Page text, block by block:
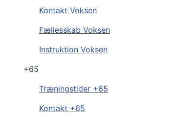
Kontakt Voksen
Fællesskab Voksen
Instruktion Voksen
+65
Træningstider +65
Kontakt +65